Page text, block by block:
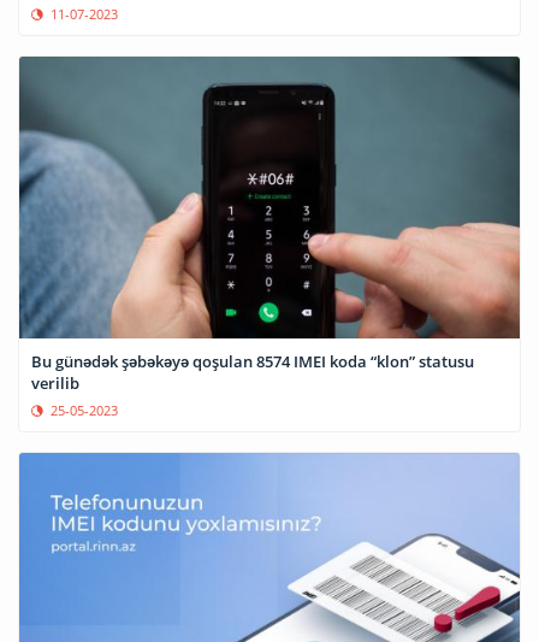
11-07-2023
Bu günədək şəbəkəyə qoşulan 8574 IMEI koda “klon” statusu
verilib
25-05-2023